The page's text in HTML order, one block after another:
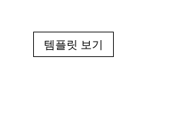
템플릿 보기